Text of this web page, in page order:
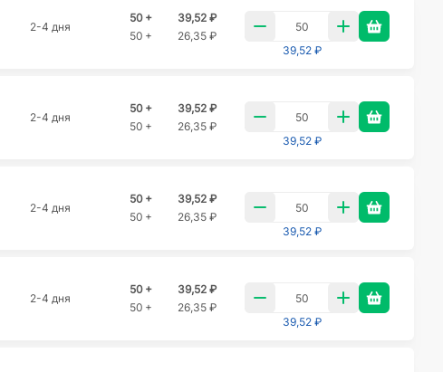
2-4 дня
50 +
39,52 ₽
50 +
26,35 ₽
39,52 ₽
2-4 дня
50 +
39,52 ₽
50 +
26,35 ₽
39,52 ₽
2-4 дня
50 +
39,52 ₽
50 +
26,35 ₽
39,52 ₽
2-4 дня
50 +
39,52 ₽
50 +
26,35 ₽
39,52 ₽